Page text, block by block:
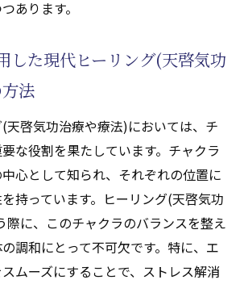
あります。
した現代ヒーリング(天啓気功
法
天啓気功治療や療法)においては、チ
な役割を果たしています。チャクラ
心として知られ、それぞれの位置に
持っています。ヒーリング(天啓気功
際に、このチャクラのバランスを整え
調和にとって不可欠です。特に、エ
ムーズにすることで、ストレス解消